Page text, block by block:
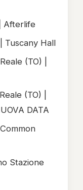
Afterlife
Tuscany Hall
(TO) |
(TO) |
DATA
Stazione